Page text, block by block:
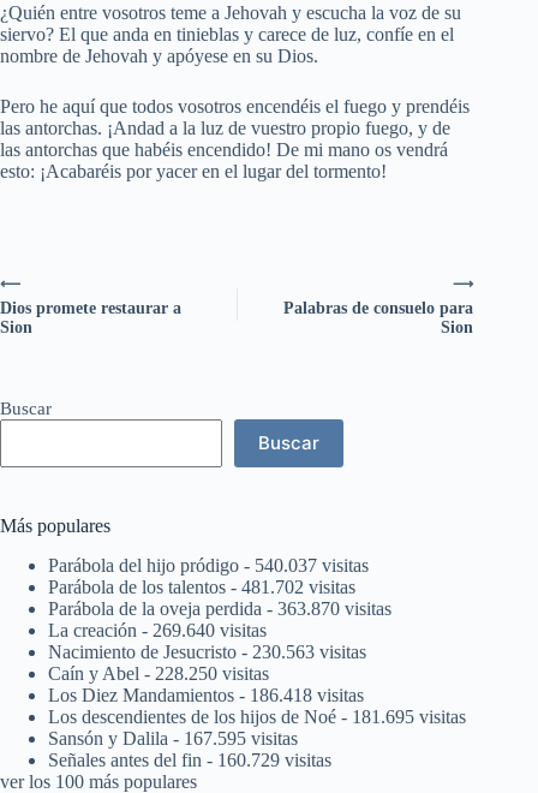
¿Quién entre vosotros teme a Jehovah y escucha la voz de su
siervo? El que anda en tinieblas y carece de luz, confíe en el
nombre de Jehovah y apóyese en su Dios.
Pero he aquí que todos vosotros encendéis el fuego y prendéis
las antorchas. ¡Andad a la luz de vuestro propio fuego, y de
las antorchas que habéis encendido! De mi mano os vendrá
esto: ¡Acabaréis por yacer en el lugar del tormento!
⟶
Palabras de consuelo para
Sion
⟵
Dios promete restaurar a
Sion
Buscar
Buscar
Más populares
Parábola del hijo pródigo - 540.037 visitas
Parábola de los talentos - 481.702 visitas
Parábola de la oveja perdida - 363.870 visitas
La creación - 269.640 visitas
Nacimiento de Jesucristo - 230.563 visitas
Caín y Abel - 228.250 visitas
Los Diez Mandamientos - 186.418 visitas
Los descendientes de los hijos de Noé - 181.695 visitas
Sansón y Dalila - 167.595 visitas
Señales antes del fin - 160.729 visitas
ver los 100 más populares